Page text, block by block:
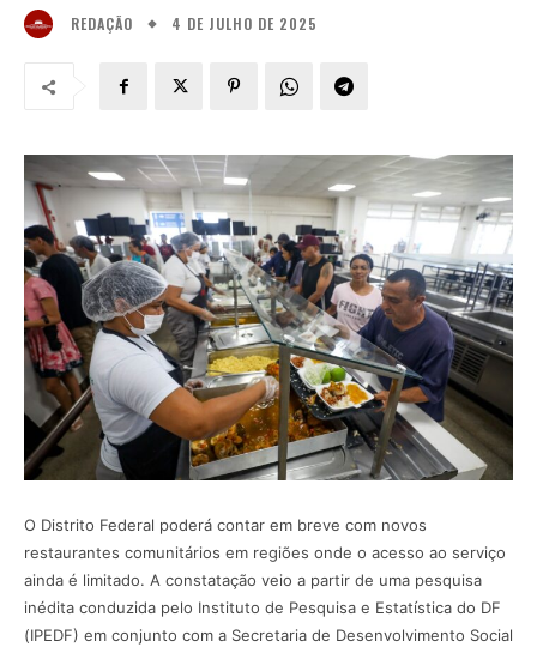
REDAÇÃO 4 DE JULHO DE 2025
O Distrito Federal poderá contar em breve com novos
restaurantes comunitários em regiões onde o acesso ao serviço
ainda é limitado. A constatação veio a partir de uma pesquisa
inédita conduzida pelo Instituto de Pesquisa e Estatística do DF
(IPEDF) em conjunto com a Secretaria de Desenvolvimento Social